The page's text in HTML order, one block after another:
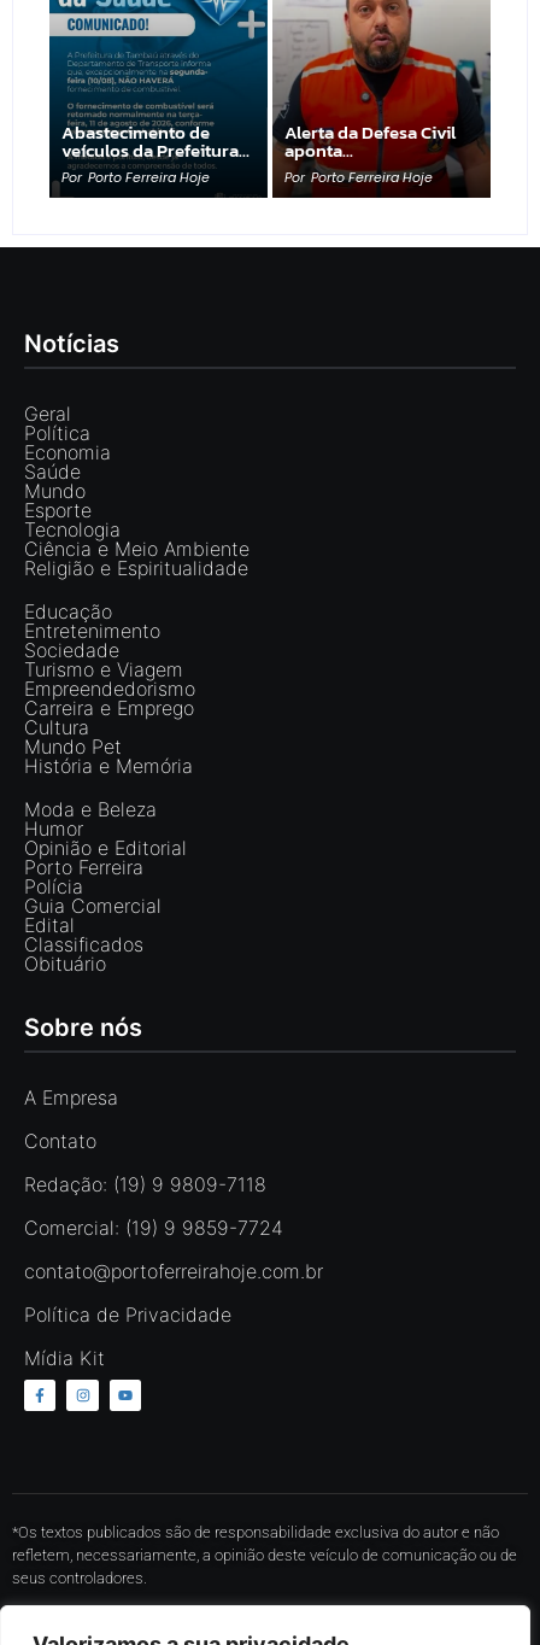
Abastecimento de
veículos da Prefeitura…
Por Porto Ferreira Hoje
Alerta da Defesa Civil
aponta…
Por Porto Ferreira Hoje
Notícias
Geral
Política
Economia
Saúde
Mundo
Esporte
Tecnologia
Ciência e Meio Ambiente
Religião e Espiritualidade
Educação
Entretenimento
Sociedade
Turismo e Viagem
Empreendedorismo
Carreira e Emprego
Cultura
Mundo Pet
História e Memória
Moda e Beleza
Humor
Opinião e Editorial
Porto Ferreira
Polícia
Guia Comercial
Edital
Classificados
Obituário
Sobre nós
A Empresa
Contato
Redação: (19) 9 9809-7118
Comercial: (19) 9 9859-7724
contato@portoferreirahoje.com.br
Política de Privacidade
Mídia Kit
*Os textos publicados são de responsabilidade exclusiva do autor e não
refletem, necessariamente, a opinião deste veículo de comunicação ou de
seus controladores.